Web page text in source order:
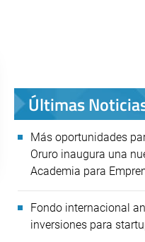
Últimas
Más oportunidades
Oruro inaugura una
Academia para
Fondo internacional
inversiones para